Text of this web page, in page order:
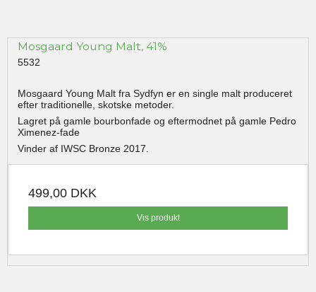
Mosgaard Young Malt, 41%
5532
Mosgaard Young Malt fra Sydfyn er en single malt produceret
efter traditionelle, skotske metoder.
Lagret på gamle bourbonfade og eftermodnet på gamle Pedro
Ximenez-fade
Vinder af IWSC Bronze 2017.
499,00 DKK
Vis produkt